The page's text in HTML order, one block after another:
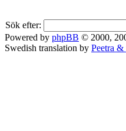
Sök efter:
Powered by phpBB © 2000,
Swedish translation by Peetra